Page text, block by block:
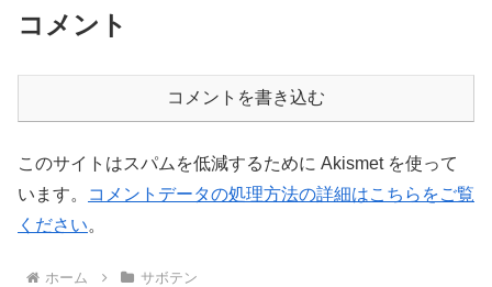
コメント
コメントを書き込む
このサイトはスパムを低減するために Akismet を使って
います。
コメントデータの処理方法の詳細はこちらをご覧
ください。
ホーム サボテン